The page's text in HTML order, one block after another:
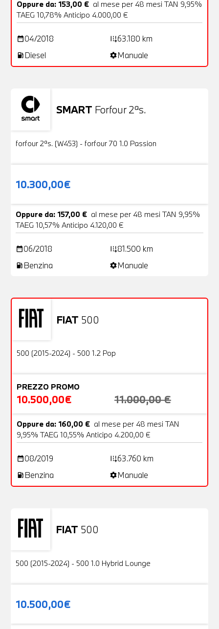
Oppure da: 153,00 € al mese per 48 mesi TAN 9,95%
TAEG 10,78% Anticipo 4.000,00 €
date_range04/2018 add_road63.180 km
local_gas_station Diesel settingsManuale
SMART Forfour 2ªs.
Usato
forfour 2ªs. (W453) - forfour 70 1.0 Passion
10.300,00€
Oppure da: 157,00 € al mese per 48 mesi TAN 9,95%
TAEG 10,57% Anticipo 4.120,00 €
date_range06/2018 add_road81.500 km
local_gas_station Benzina settingsManuale
FIAT 500
OFFERTA
Usato
500 (2015-2024) - 500 1.2 Pop
PREZZO PROMO
10.500,00€ 11.000,00 €
Oppure da: 160,00 € al mese per 48 mesi TAN
9,95% TAEG 10,55% Anticipo 4.200,00 €
date_range08/2019 add_road63.760 km
local_gas_station Benzina settingsManuale
FIAT 500
Usato
500 (2015-2024) - 500 1.0 Hybrid Lounge
10.500,00€